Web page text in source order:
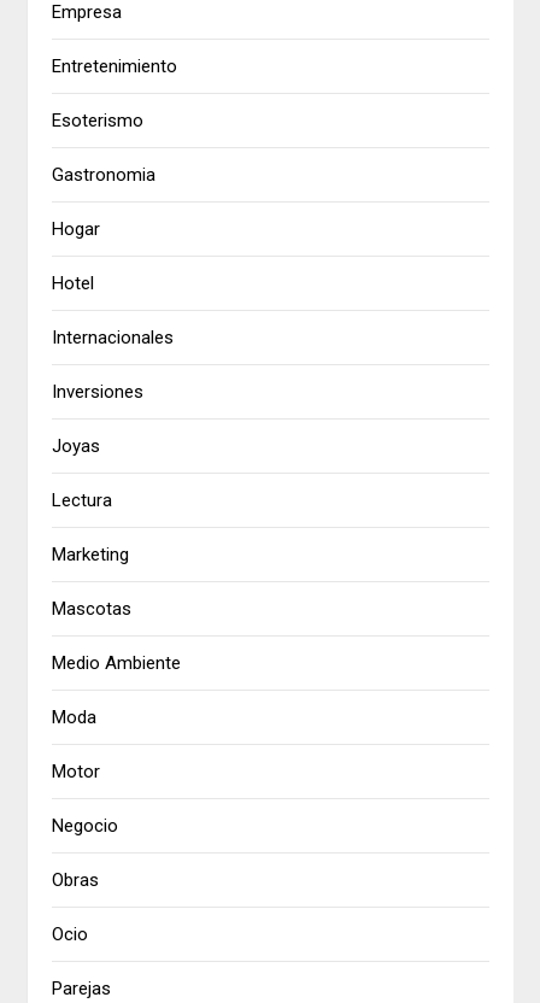
Empresa
Entretenimiento
Esoterismo
Gastronomia
Hogar
Hotel
Internacionales
Inversiones
Joyas
Lectura
Marketing
Mascotas
Medio Ambiente
Moda
Motor
Negocio
Obras
Ocio
Parejas